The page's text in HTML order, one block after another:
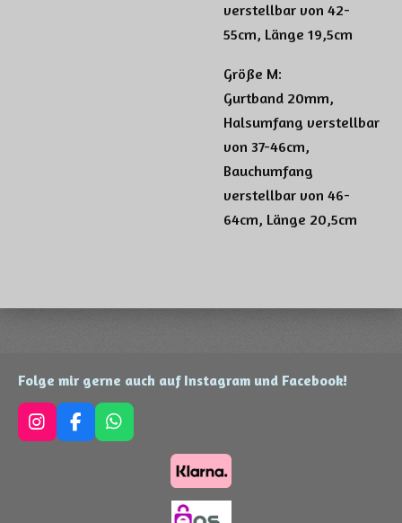
verstellbar von 42-
55cm, Länge 19,5cm
Größe M:
Gurtband 20mm,
Halsumfang verstellbar
von 37-46cm,
Bauchumfang
verstellbar von 46-
64cm, Länge 20,5cm
Folge mir gerne auch auf Instagram und Facebook!
I
n
F
a
W
h